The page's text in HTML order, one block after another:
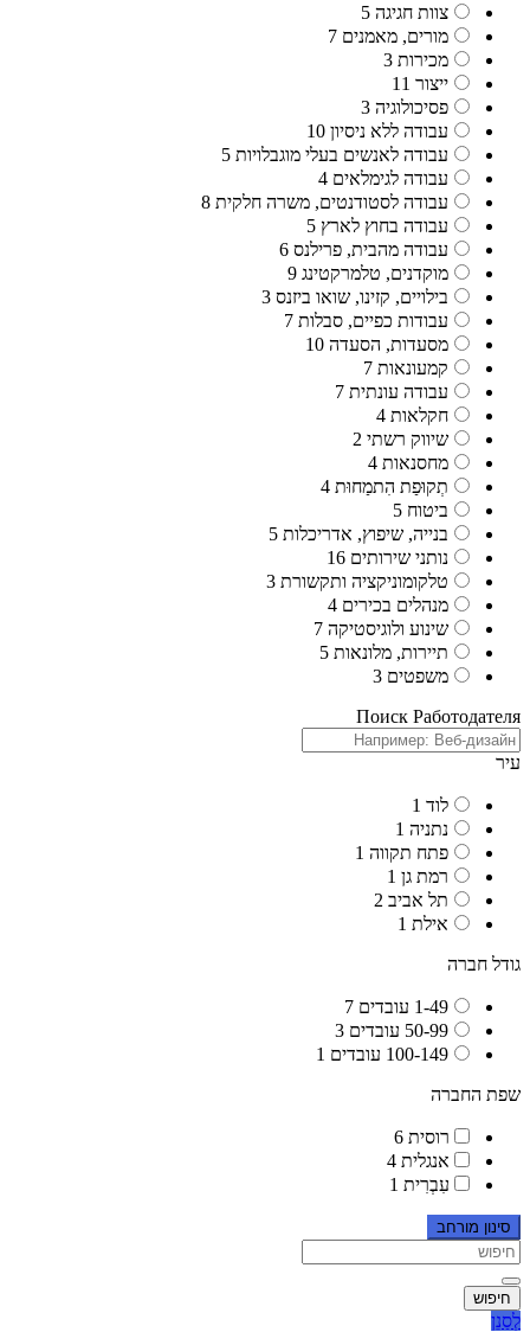
צוות חגיגה5
מורים, מאמנים7
מכירות3
ייצור11
פסיכולוגיה3
עבודה ללא ניסיון10
עבודה לאנשים בעלי מוגבלויות5
עבודה לגימלאים4
עבודה לסטודנטים, משרה חלקית8
עבודה בחוץ לארץ5
עבודה מהבית, פרילנס6
מוקדנים, טלמרקטינג9
בילויים, קזינו, שואו ביזנס3
עבודות כפיים, סבלות7
מסעדות, הסעדה10
קמעונאות7
עבודה עונתית7
חקלאות4
שיווק רשתי2
מחסנאות4
תְקוּפַת הִתמַחוּת4
ביטוח5
בנייה, שיפוץ, אדריכלות5
נותני שירותים16
טלקומוניקציה ותקשורת3
מנהלים בכירים4
שינוע ולוגיסטיקה7
תיירות, מלונאות5
משפטים3
Поиск Работодателя
עיר
לוד1
נתניה1
פתח תקווה1
רמת גן1
תל אביב2
אילת1
גודל חברה
1-49 עובדים
7
50-99 עובדים
3
100-149 עובדים
1
שפת החברה
רוסית 6
אנגלית 4
עִבְרִית 1
סינון מורחב
חיפוש
לְסַנֵן